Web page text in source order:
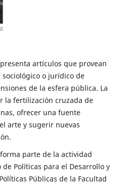
artículos que provean
o jurídico de
de la esfera pública. La
la fertilización cruzada de
ofrecer una fuente
arte y sugerir nuevas
parte de la actividad
Políticas para el Desarrollo y
Públicas de la Facultad